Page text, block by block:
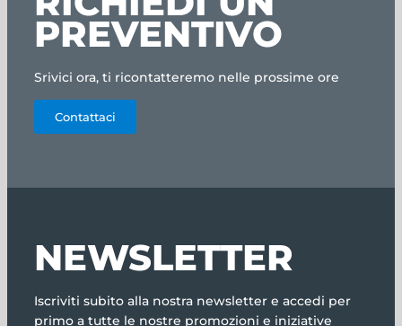
PREVENTIVO
Srivici ora, ti ricontatteremo nelle prossime ore
Contattaci
NEWSLETTER
Iscriviti subito alla nostra newsletter e accedi per
primo a tutte le nostre promozioni e iniziative